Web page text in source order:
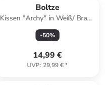
Boltze
Kissen ''Archy'' in Weiß/ Braun
- (L)45 x (B)45 cm
-50%
14,99 €
UVP: 29,99 €*